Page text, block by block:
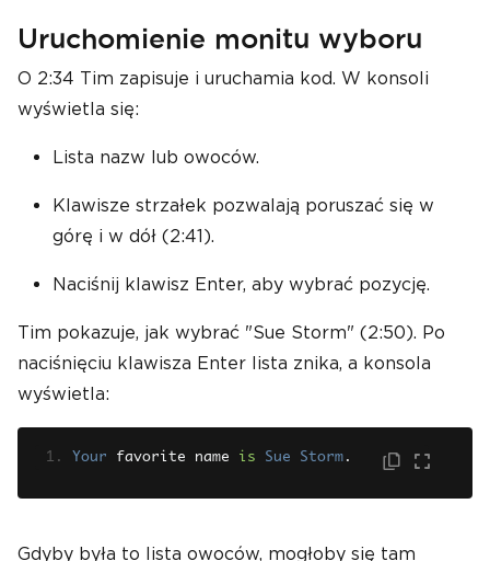
Uruchomienie monitu wyboru
O 2:34 Tim zapisuje i uruchamia kod. W konsoli
wyświetla się:
Lista nazw lub owoców.
Klawisze strzałek pozwalają poruszać się w
górę i w dół (2:41).
Naciśnij klawisz Enter, aby wybrać pozycję.
Tim pokazuje, jak wybrać "Sue Storm" (2:50). Po
naciśnięciu klawisza Enter lista znika, a konsola
wyświetla:
Your favorite name is Sue Storm .
Gdyby była to lista owoców, mogłoby się tam